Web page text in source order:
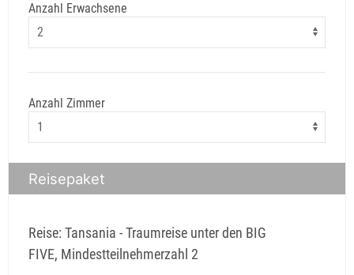
Anzahl Erwachsene
Anzahl Zimmer
Reisepaket
Reise: Tansania - Traumreise unter den BIG
FIVE, Mindestteilnehmerzahl 2